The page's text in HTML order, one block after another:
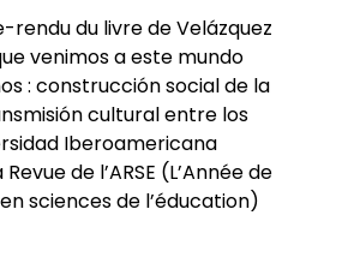
rendu du livre de Velázquez
venimos a este mundo
: construcción social de la
cultural entre los
Iberoamericana
de l’ARSE (L’Année de
sciences de l’éducation)